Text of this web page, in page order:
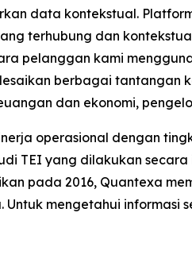
data kontekstual.
terhubung dan
pelanggan kami
berbagai tantangan
dan ekonomi,
operasional dengan
TEI yang dilakukan
pada 2016, Quantexa
mengetahui informasi